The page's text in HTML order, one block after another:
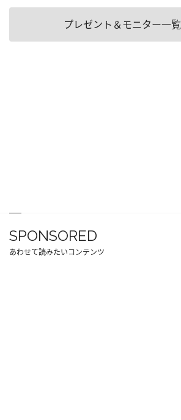
プレゼント＆モニター一
SPONSORED
あわせて読みたいコンテンツ